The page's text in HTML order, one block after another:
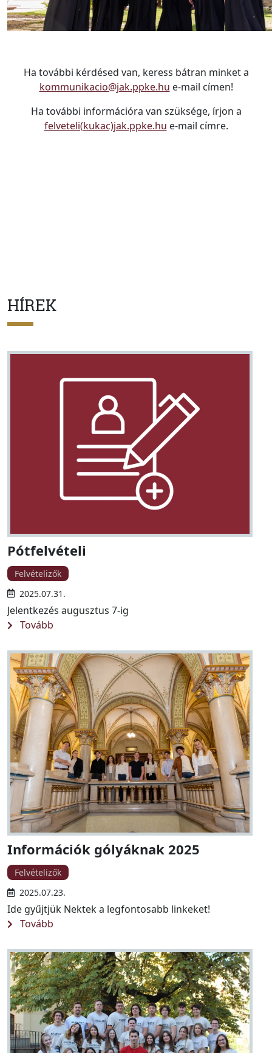
Ha további kérdésed van, keress bátran minket a
kommunikacio@jak.ppke.hu e-mail címen!
Ha további információra van szüksége, írjon a
felveteli(kukac)jak.ppke.hu e-mail címre.
HÍREK
Pótfelvételi
Felvételizők
2025.07.31.
Jelentkezés augusztus 7-ig
Tovább
Információk gólyáknak 2025
Felvételizők
2025.07.23.
Ide gyűjtjük Nektek a legfontosabb linkeket!
Tovább